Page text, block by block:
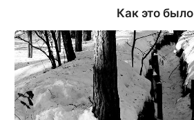
Как это было